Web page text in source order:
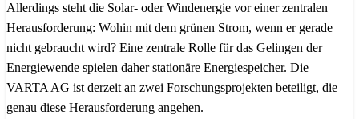
Allerdings steht die Solar- oder Windenergie vor einer zentralen
Herausforderung: Wohin mit dem grünen Strom, wenn er gerade
nicht gebraucht wird? Eine zentrale Rolle für das Gelingen der
Energiewende spielen daher stationäre Energiespeicher. Die
VARTA AG ist derzeit an zwei Forschungsprojekten beteiligt, die
genau diese Herausforderung angehen.